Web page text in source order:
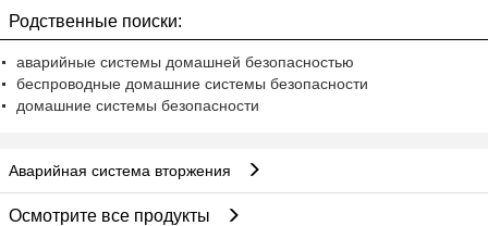
Родственные поиски:
аварийные системы домашней безопасностью
беспроводные домашние системы безопасности
домашние системы безопасности
Аварийная система вторжения
Осмотрите все продукты